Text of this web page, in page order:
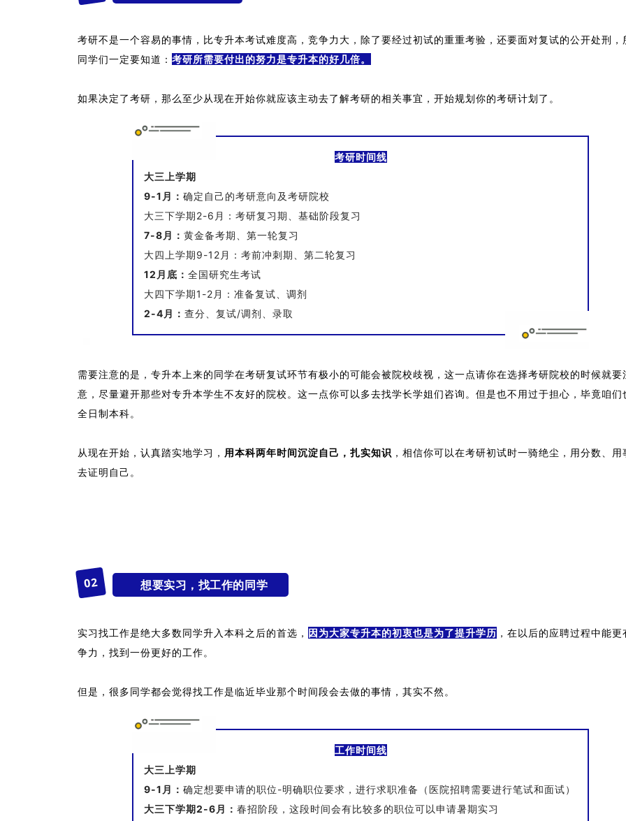
考研不是一个容易的事情，比专升本考试难度高，竞争力大，除了要经过初试的重重考验，还要面对复试的公开处刑，
同学们一定要知道： 考研所需要付出的努力是专升本的好几倍。
如果决定了考研，那么至少从现在开始你就应该主动去了解考研的相关事宜，开始规划你的考研计划了。
考研时间线
大三上学期
9-1月： 确定自己的考研意向及考研院校
大三下学期2-6月：考研复习期、基础阶段复习
7-8月： 黄金备考期、第一轮复习
大四上学期9-12月：考前冲刺期、第二轮复习
12月底： 全国研究生考试
大四下学期1-2月：准备复试、调剂
2-4月： 查分、复试/调剂、录取
需要注意的是，专升本上来的同学在考研复试环节有极小的可能会被院校歧视，这一点请你在选择考研院校的时候就要
意，尽量避开那些对专升本学生不友好的院校。这一点你可以多去找学长学姐们咨询。但是也不用过于担心，毕竟咱们
全日制本科。
从现在开始，认真踏实地学习， 用本科两年时间沉淀自己，扎实知识 ，相信你可以在考研初试时一骑绝尘，用分数、用
去证明自己。
02 想要实习，找工作的同学
实习找工作是绝大多数同学升入本科之后的首选， 因为大家专升本的初衷也是为了提升学历 ，在以后的应聘过程中能更
争力，找到一份更好的工作。
但是，很多同学都会觉得找工作是临近毕业那个时间段会去做的事情，其实不然。
工作时间线
大三上学期
9-1月： 确定想要申请的职位-明确职位要求，进行求职准备（医院招聘需要进行笔试和面试）
大三下学期2-6月： 春招阶段，这段时间会有比较多的职位可以申请暑期实习